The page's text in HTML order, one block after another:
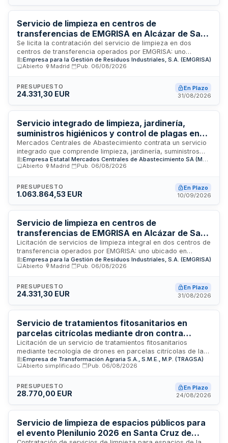
necesarios para ejecutar sin retrasos todas las
intervenciones requeridas.
Servicio de limpieza en centros de
transferencias de EMGRISA en Alcázar de San
Juan y Mérida
Se licita la contratación del servicio de limpieza en dos
centros de transferencia operados por EMGRISA: uno
ubicado en Alcázar de San Juan con superficie aproximada
de cien metros cuadrados en el Polígono Industrial Emilio
y se rige por la Ley de Contratos del Sector Público. La
adjudicación se realizará conforme a criterios de mejor
y cualitativos. El licitador debe disponer de capacidad
organizativa y medios humanos y materiales suficientes para
ejecutar correctamente las tareas de limpieza, incluyendo
todos los costes asociados sin posibilidad de sobrecostes
durante la ejecución.
Empresa para la Gestión de Residuos Industriales, S.A. (EMGRISA)
Abierto
Madrid Pub. 06/08/2026
PRESUPUESTO
24.331,30 EUR
En Plazo
31/08/2026
Servicio integrado de limpieza, jardinería,
suministros higiénicos y control de plagas en
centros comerciales de Mercados Centrales de
Abastecimiento
Mercados Centrales de Abastecimiento contrata un servicio
integrado que comprende limpieza, jardinería, suministros
higiénicos y control de plagas en el centro comercial El
Centre de la Vila ubicado en Barcelona y en la sede social
Cláusulas Particulares, el Pliego de Prescripciones Técnicas
y las Instrucciones Internas de Contratación de Mercasa,
transparencia e igualdad. La adjudicación se realizará
mediante procedimientos abierto y abierto supersimplificado,
según corresponda, atribuyendo el contrato a quien presente
la mejor oferta.
Empresa Estatal Mercados Centrales de Abastecimiento SA (MERCASA)
Abierto
Madrid Pub. 06/08/2026
PRESUPUESTO
1.063.864,53 EUR
En Plazo
10/09/2026
Servicio de limpieza en centros de
transferencias de EMGRISA en Alcázar de San
Juan y Mérida
Licitación de servicios de limpieza integral en dos centros de
transferencia operados por EMGRISA: uno ubicado en
Alcázar de San Juan, Ciudad Real, con superficie
aproximada de 100 m² en el Polígono Industrial Emilio Castro,
por la Ley de Contratos del Sector Público y se adjudicará
conforme a criterios de mejor relación calidad-precio. Las
para la limpieza y mantenimiento de ambas instalaciones,
siendo el precio fijo durante toda la ejecución sin posibilidad
de sobrecostes.
Empresa para la Gestión de Residuos Industriales, S.A. (EMGRISA)
Abierto
Madrid Pub. 06/08/2026
PRESUPUESTO
24.331,30 EUR
En Plazo
31/08/2026
Servicio de tratamientos fitosanitarios en
parcelas citrícolas mediante dron contra
plagas de la Comunidad Valenciana
Licitación de un servicio de tratamientos fitosanitarios
mediante tecnología de drones en parcelas citrícolas de la
Comunidad Valenciana. El contrato forma parte de las
campañas oficiales de lucha contra la Ceratitis capitata,
de ofertas a través de plataforma electrónica, debiendo los
licitadores acreditar solvencia económica, financiera y
realizar esta actividad de tratamiento fitosanitario mediante
vehículos aéreos no tripulados en el sector citrícola
valenciano.
Empresa de Transformación Agraria S.A., S.M.E., M.P. (TRAGSA)
Abierto simplificado
Pub. 06/08/2026
PRESUPUESTO
28.770,00 EUR
En Plazo
24/08/2026
Servicio de limpieza de espacios públicos para
el evento Plenilunio 2026 en Santa Cruz de